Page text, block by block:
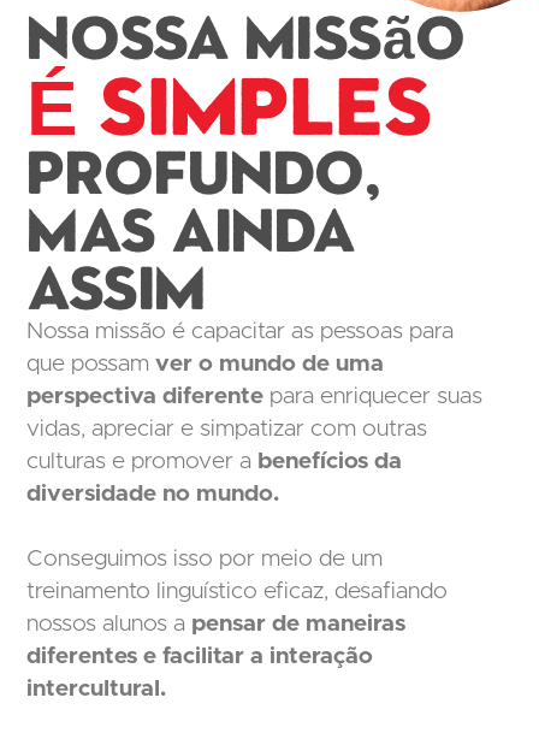
Nossa Missão
É simples
Profundo,
mas ainda
assim
Nossa missão é capacitar as pessoas para
que possamver o mundo de uma
perspectiva diferente para enriquecer suas
vidas, apreciar e simpatizar com outras
culturas e promover a benefícios da
diversidade no mundo.
Conseguimos isso por meio de um
treinamento linguístico eficaz, desafiando
nossos alunos a pensar de maneiras
diferentes e facilitar a interação
intercultural.